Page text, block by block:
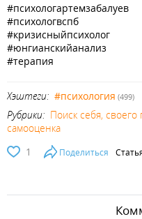
#психологартемзабалуев
#психологвспб
#кризисныйпсихолог
#юнгианскийанализ
#терапия
Хэштеги: #психология (499)
Рубрики: Поиск себя, своего
самооценка
1
Поделиться